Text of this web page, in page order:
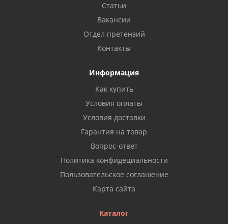
Статьи
Вакансии
Отдел претензий
Контакты
Информация
Как купить
Условия оплаты
Условия доставки
Гарантия на товар
Вопрос-ответ
Политика конфидециальности
Пользовательское соглашение
Карта сайта
Каталог